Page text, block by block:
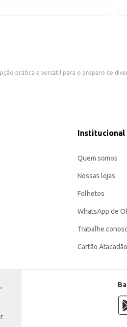
prática e versátil para o preparo de
e outros pratos.
em estabelecimentos comerciais.
Institucional
Quem somos
Nossas lojas
Folhetos
WhatsApp de
Trabalhe
Cartão Atacadão